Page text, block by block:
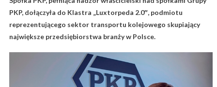
PKP, dołączyła do Klastra „Luxtorpeda 2.0″, podmiotu
reprezentującego sektor transportu kolejowego skupiający
największe przedsiębiorstwa branży w Polsce.